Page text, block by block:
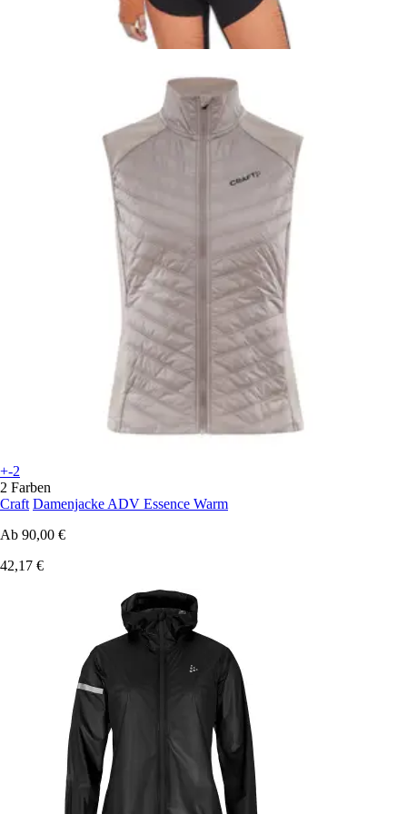
+-2
2 Farben
Craft Damenjacke ADV Essence Warm
Ab 90,00 €
42,17 €